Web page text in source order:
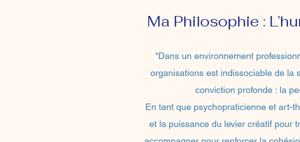
Ma Philosophie :
"Dans un environnement
organisations est indissociable de la
conviction profonde : la
En tant que psychopraticienne et art-
et la puissance du levier créatif pour